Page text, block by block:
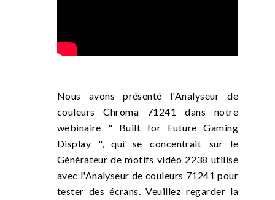
Nous avons présenté l'Analyseur de
couleurs Chroma 71241 dans notre
webinaire " Built for Future Gaming
Display ", qui se concentrait sur le
Générateur de motifs vidéo 2238 utilisé
avec l'Analyseur de couleurs 71241 pour
tester des écrans. Veuillez regarder la